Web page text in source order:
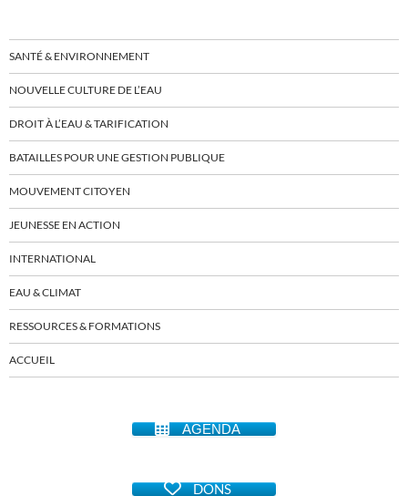
SANTÉ & ENVIRONNEMENT
NOUVELLE CULTURE DE L’EAU
DROIT À L’EAU & TARIFICATION
BATAILLES POUR UNE GESTION PUBLIQUE
MOUVEMENT CITOYEN
JEUNESSE EN ACTION
INTERNATIONAL
EAU & CLIMAT
RESSOURCES & FORMATIONS
ACCUEIL
AGENDA
DONS